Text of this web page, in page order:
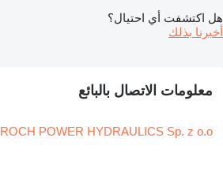
هل اكتشفت أي احتيال؟
أخبرنا بذلك
معلومات الاتصال بالبائع
ROCH POWER HYDRAULICS Sp. z o.o.